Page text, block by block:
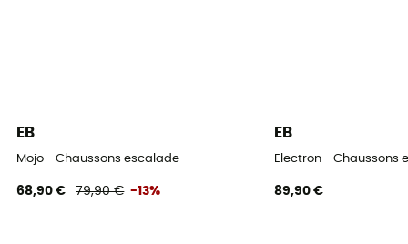
Largeur du pied
Normal
EB
Mojo - Chaussons escalade
68,90 € 79,90 € -13%
EB
Electron - Chaussons
89,90 €